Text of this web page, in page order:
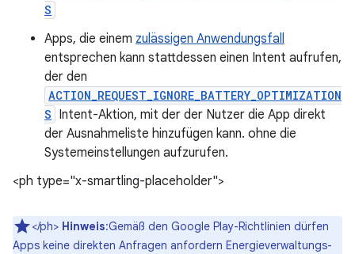
S
Apps, die einem zulässigen Anwendungsfall
entsprechen kann stattdessen einen Intent aufrufen,
der den
ACTION_REQUEST_IGNORE_BATTERY_OPTIMIZATION
S Intent-Aktion, mit der der Nutzer die App direkt
der Ausnahmeliste hinzufügen kann. ohne die
Systemeinstellungen aufzurufen.
<ph type="x-smartling-placeholder">
</ph> Hinweis:Gemäß den Google Play-Richtlinien dürfen
Apps keine direkten Anfragen anfordern Energieverwaltungs-